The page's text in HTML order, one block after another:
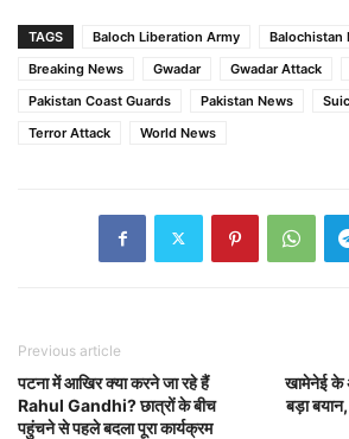
TAGS Baloch Liberation Army Balochistan
Breaking News
Gwadar Gwadar Attack
Pakistan Coast Guards
Pakistan News
Terror Attack
World News
Previous article
पटना में आखिर क्या करने जा रहे हैं
Rahul Gandhi? छात्रों के बीच
पहुंचने से पहले बदला पूरा कार्यक्रम
खामेनेई के
बड़ा